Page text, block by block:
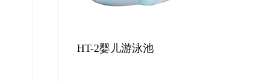
HT-2婴儿游泳池